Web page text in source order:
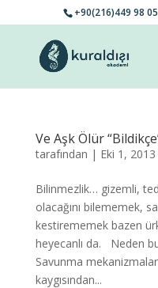
+90(216)449 98 05
Ve Aşk Ölür
tarafından | Eki 1, 2013
Bilinmezlik… gizemli,
olacağını bilememek,
kestirememek bazen
heyecanlı da. Neden
Savunma
kaygısından...